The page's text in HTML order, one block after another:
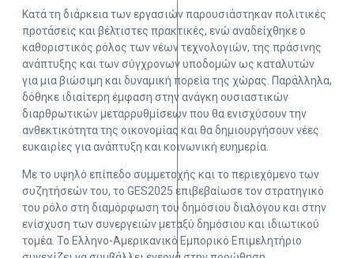
Κατά τη διάρκεια των εργασιών παρουσιάστηκαν πολιτικές
προτάσεις και βέλτιστες πρακτικές, ενώ αναδείχθηκε ο
καθοριστικός ρόλος των νέων τεχνολογιών, της πράσινης
ανάπτυξης και των σύγχρονων υποδομών ως καταλυτών
για μια βιώσιμη και δυναμική πορεία της χώρας. Παράλληλα,
δόθηκε ιδιαίτερη έμφαση στην ανάγκη ουσιαστικών
διαρθρωτικών μεταρρυθμίσεων που θα ενισχύσουν την
ανθεκτικότητα της οικονομίας και θα δημιουργήσουν νέες
ευκαιρίες για ανάπτυξη και κοινωνική ευημερία.
Με το υψηλό επίπεδο συμμετοχής και το περιεχόμενο των
συζητήσεών του, το GES2025 επιβεβαίωσε τον στρατηγικό
του ρόλο στη διαμόρφωση του δημόσιου διαλόγου και στην
ενίσχυση των συνεργειών μεταξύ δημόσιου και ιδιωτικού
τομέα. Το Ελληνο-Αμερικανικό Εμπορικό Επιμελητήριο